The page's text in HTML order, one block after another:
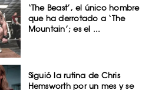
‘The Beast’, el único hombre
que ha derrotado a ‘The
Mountain’; es el ...
Siguió la rutina de Chris
Hemsworth por un mes y se